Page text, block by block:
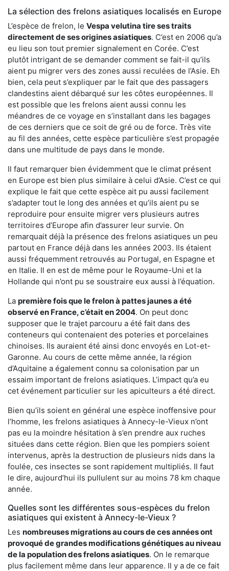
La sélection des frelons asiatiques localisés en Europe
L’espèce de frelon, le Vespa velutina tire ses traits
directement de ses origines asiatiques. C’est en 2006 qu’a
eu lieu son tout premier signalement en Corée. C’est
plutôt intrigant de se demander comment se fait-il qu’ils
aient pu migrer vers des zones aussi reculées de l’Asie. Eh
bien, cela peut s’expliquer par le fait que des passagers
clandestins aient débarqué sur les côtes européennes. Il
est possible que les frelons aient aussi connu les
méandres de ce voyage en s’installant dans les bagages
de ces derniers que ce soit de gré ou de force. Très vite
au fil des années, cette espèce particulière s’est propagée
dans une multitude de pays dans le monde.
Il faut remarquer bien évidemment que le climat présent
en Europe est bien plus similaire à celui d’Asie. C’est ce qui
explique le fait que cette espèce ait pu aussi facilement
s’adapter tout le long des années et qu’ils aient pu se
reproduire pour ensuite migrer vers plusieurs autres
territoires d’Europe afin d’assurer leur survie. On
remarquait déjà la présence des frelons asiatiques un peu
partout en France déjà dans les années 2003. Ils étaient
aussi fréquemment retrouvés au Portugal, en Espagne et
en Italie. Il en est de même pour le Royaume-Uni et la
Hollande qui n’ont pu se soustraire eux aussi à l’équation.
La première fois que le frelon à pattes jaunes a été
observé en France, c’était en 2004. On peut donc
supposer que le trajet parcouru a été fait dans des
conteneurs qui contenaient des poteries et porcelaines
chinoises. Ils auraient été ainsi donc envoyés en Lot-et-
Garonne. Au cours de cette même année, la région
d’Aquitaine a également connu sa colonisation par un
essaim important de frelons asiatiques. L’impact qu’a eu
cet événement particulier sur les apiculteurs a été direct.
Bien qu’ils soient en général une espèce inoffensive pour
l’homme, les frelons asiatiques à Annecy-le-Vieux n’ont
pas eu la moindre hésitation à s’en prendre aux ruches
situées dans cette région. Bien que les pompiers soient
intervenus, après la destruction de plusieurs nids dans la
foulée, ces insectes se sont rapidement multipliés. Il faut
le dire, aujourd’hui ils pullulent sur au moins 78 km chaque
année.
Quelles sont les différentes sous-espèces du frelon
asiatiques qui existent à Annecy-le-Vieux ?
Les nombreuses migrations au cours de ces années ont
provoqué de grandes modifications génétiques au niveau
de la population des frelons asiatiques. On le remarque
plus facilement même dans leur apparence. Il y a de ce fait